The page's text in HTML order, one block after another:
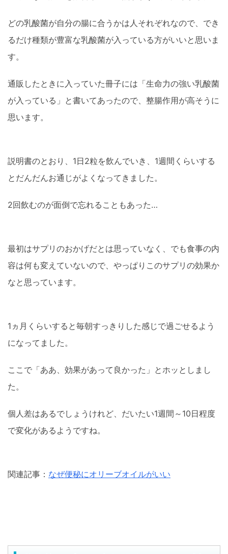
どの乳酸菌が自分の腸に合うかは人それぞれなので、でき
るだけ種類が豊富な乳酸菌が入っている方がいいと思いま
す。
通販したときに入っていた冊子には「生命力の強い乳酸菌
が入っている」と書いてあったので、整腸作用が高そうに
思います。
説明書のとおり、1日2粒を飲んでいき、1週間くらいする
とだんだんお通じがよくなってきました。
2回飲むのが面倒で忘れることもあった…
最初はサプリのおかげだとは思っていなく、でも食事の内
容は何も変えていないので、やっぱりこのサプリの効果か
なと思っています。
1ヵ月くらいすると毎朝すっきりした感じで過ごせるよう
になってました。
ここで「ああ、効果があって良かった」とホッとしまし
た。
個人差はあるでしょうけれど、だいたい1週間～10日程度
で変化があるようですね。
関連記事： なぜ便秘にオリーブオイルがいい